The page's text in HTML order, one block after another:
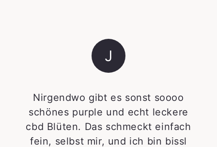
J
Nirgendwo gibt es sonst soooo
schönes purple und echt leckere
cbd Blüten. Das schmeckt einfach
fein, selbst mir, und ich bin bissl